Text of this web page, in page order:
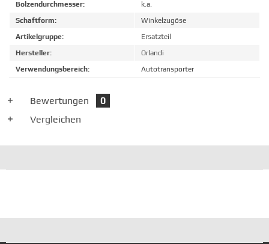
Bolzendurchmesser:
k.a.
Schaftform:
Winkelzugöse
Artikelgruppe:
Ersatzteil
Hersteller:
Orlandi
Verwendungsbereich:
Autotransporter
Bewertungen
0
Vergleichen